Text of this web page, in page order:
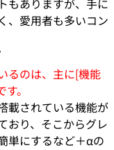
もありますが、手に
、愛用者も多いコン
るのは、主に[機能
。
載されている機能が
おり、そこからグレ
単にするなど＋αの